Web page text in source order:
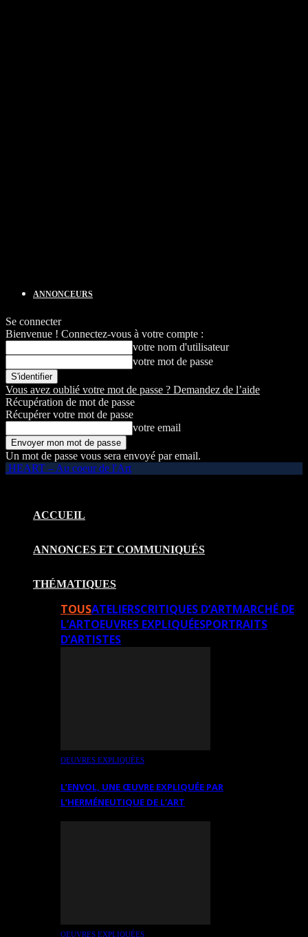
ANNONCEURS
Se connecter
Bienvenue ! Connectez-vous à votre compte :
votre nom d'utilisateur
votre mot de passe
Vous avez oublié votre mot de passe ? Demandez de l’aide
Récupération de mot de passe
Récupérer votre mot de passe
votre email
Un mot de passe vous sera envoyé par email.
HEART – Au coeur de l'Art
ACCUEIL
ANNONCES ET COMMUNIQUÉS
THÉMATIQUES
TOUSATELIERSCRITIQUES D’ARTMARCHÉ DE
L’ARTOEUVRES EXPLIQUÉESPORTRAITS
D’ARTISTES
OEUVRES EXPLIQUÉES
L’ENVOL, UNE ŒUVRE EXPLIQUÉE PAR
L’HERMÉNEUTIQUE DE L’ART
OEUVRES EXPLIQUÉES